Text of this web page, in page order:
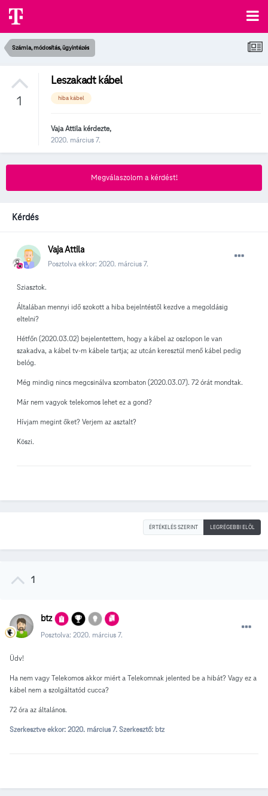
Számla, módosítás, ügyintézés
1
Leszakadt kábel
hiba kábel
Vaja Attilakérdezte,
2020. március 7.
Megválaszolom a kérdést!
Kérdés
Vaja Attila
Posztolva ekkor: 2020. március 7.
Sziasztok.
Általában mennyi idő szokott a hiba bejelntéstől kezdve a megoldásig
eltelni?
Hétfőn (2020.03.02) bejelentettem, hogy a kábel az oszlopon le van
szakadva, a kábel tv-m kábele tartja; az utcán keresztül menő kábel pedig
belóg.
Még mindig nincs megcsinálva szombaton (2020.03.07). 72 órát mondtak.
Már nem vagyok telekomos lehet ez a gond?
Hívjam megint őket? Verjem az asztalt?
Köszi.
ÉRTÉKELÉS SZERINT LEGRÉGEBBI ELÖL
1
btz
Posztolva: 2020. március 7.
Üdv!
Ha nem vagy Telekomos akkor miért a Telekomnak jelented be a hibát? Vagy ez a
kábel nem a szolgáltatód cucca?
72 óra az általános.
Szerkesztve ekkor: 2020. március 7. Szerkesztő: btz